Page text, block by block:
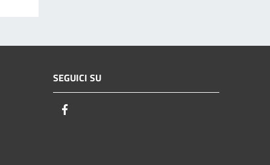
SEGUICI SU